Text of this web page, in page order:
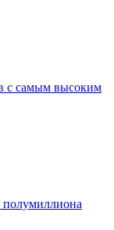
с самым высоким
полумиллиона